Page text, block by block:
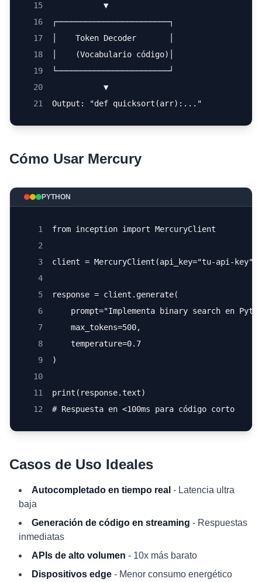
15
           ▼
16
┌────────────────────────┐
17
│    Token Decoder       │
18
│    (Vocabulario código)│
19
└────────────────────────┘
20
           ▼
21
Output: "def quicksort(arr):..."
Cómo Usar Mercury
PYTHON
1
from inception import MercuryClient
2
3
client = MercuryClient(api_key="tu-api-key")
4
5
response = client.generate(
6
prompt="Implementa binary search en
7
    max_tokens=500,
8
    temperature=0.7
9
)
10
11
print(response.text)
12
# Respuesta en <100ms para código corto
Casos de Uso Ideales
Autocompletado en tiempo real - Latencia ultra
baja
Generación de código en streaming - Respuestas
inmediatas
APIs de alto volumen - 10x más barato
Dispositivos edge - Menor consumo energético